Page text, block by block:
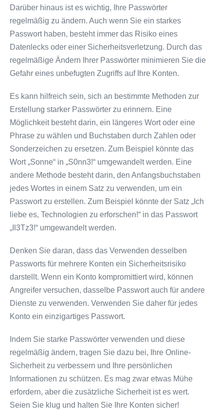
Darüber hinaus ist es wichtig, Ihre Passwörter
regelmäßig zu ändern. Auch wenn Sie ein starkes
Passwort haben, besteht immer das Risiko eines
Datenlecks oder einer Sicherheitsverletzung. Durch das
regelmäßige Ändern Ihrer Passwörter minimieren Sie die
Gefahr eines unbefugten Zugriffs auf Ihre Konten.
Es kann hilfreich sein, sich an bestimmte Methoden zur
Erstellung starker Passwörter zu erinnern. Eine
Möglichkeit besteht darin, ein längeres Wort oder eine
Phrase zu wählen und Buchstaben durch Zahlen oder
Sonderzeichen zu ersetzen. Zum Beispiel könnte das
Wort „Sonne“ in „S0nn3!“ umgewandelt werden. Eine
andere Methode besteht darin, den Anfangsbuchstaben
jedes Wortes in einem Satz zu verwenden, um ein
Passwort zu erstellen. Zum Beispiel könnte der Satz „Ich
liebe es, Technologien zu erforschen!“ in das Passwort
„Il3Tz3!“ umgewandelt werden.
Denken Sie daran, dass das Verwenden desselben
Passworts für mehrere Konten ein Sicherheitsrisiko
darstellt. Wenn ein Konto kompromittiert wird, können
Angreifer versuchen, dasselbe Passwort auch für andere
Dienste zu verwenden. Verwenden Sie daher für jedes
Konto ein einzigartiges Passwort.
Indem Sie starke Passwörter verwenden und diese
regelmäßig ändern, tragen Sie dazu bei, Ihre Online-
Sicherheit zu verbessern und Ihre persönlichen
Informationen zu schützen. Es mag zwar etwas Mühe
erfordern, aber die zusätzliche Sicherheit ist es wert.
Seien Sie klug und halten Sie Ihre Konten sicher!